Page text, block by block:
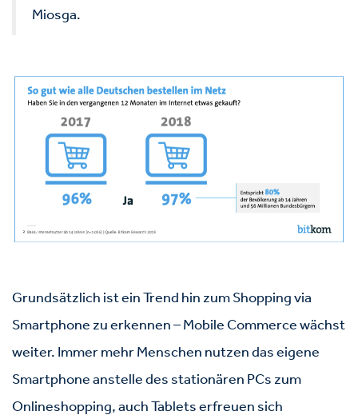
Miosga.
Grundsätzlich ist ein Trend hin zum Shopping via
Smartphone zu erkennen – Mobile Commerce wächst
weiter. Immer mehr Menschen nutzen das eigene
Smartphone anstelle des stationären PCs zum
Onlineshopping, auch Tablets erfreuen sich